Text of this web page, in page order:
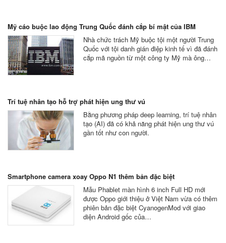
Mỹ cáo buộc lao động Trung Quốc đánh cắp bí mật của IBM
Nhà chức trách Mỹ buộc tội một người Trung
Quốc với tội danh gián điệp kinh tế vì đã đánh
cắp mã nguồn từ một công ty Mỹ mà ông…
Trí tuệ nhân tạo hỗ trợ phát hiện ung thư vú
Bằng phương pháp deep learning, trí tuệ nhân
tạo (AI) đã có khả năng phát hiện ung thư vú
gần tốt như con người.
Smartphone camera xoay Oppo N1 thêm bản đặc biệt
Mẫu Phablet màn hình 6 inch Full HD mới
được Oppo giới thiệu ở Việt Nam vừa có thêm
phiên bản đặc biệt CyanogenMod với giao
diện Android gốc của…